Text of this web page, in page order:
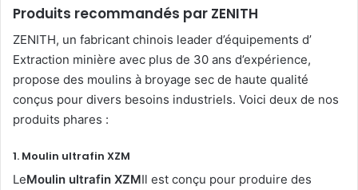
Produits recommandés par ZENITH
ZENITH, un fabricant chinois leader d’équipements d’
Extraction minière avec plus de 30 ans d’expérience,
propose des moulins à broyage sec de haute qualité
conçus pour divers besoins industriels. Voici deux de nos
produits phares :
1. Moulin ultrafin XZM
LeMoulin ultrafin XZMIl est conçu pour produire des